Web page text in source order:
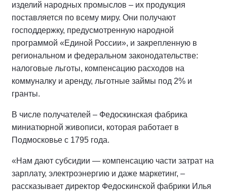
изделий народных промыслов – их продукция
поставляется по всему миру. Они получают
господдержку, предусмотренную народной
программой «Единой России», и закрепленную в
региональном и федеральном законодательстве:
налоговые льготы, компенсацию расходов на
коммуналку и аренду, льготные займы под 2% и
гранты.
В числе получателей – Федоскинская фабрика
миниатюрной живописи, которая работает в
Подмосковье с 1795 года.
«Нам дают субсидии — компенсацию части затрат на
зарплату, электроэнергию и даже маркетинг, –
рассказывает директор Федоскинской фабрики Илья